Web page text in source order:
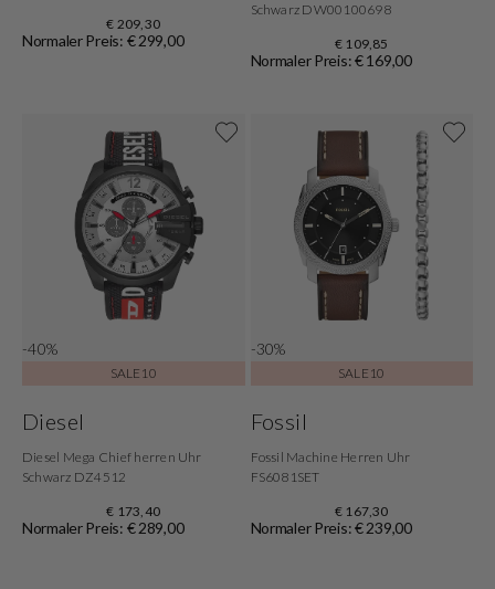
€ 209,30
Normaler Preis: € 299,00
Schwarz DW00100698
€ 109,85
Normaler Preis: € 169,00
-40%
SALE10
Diesel
Diesel Mega Chief herren Uhr
Schwarz DZ4512
€ 173,40
Normaler Preis: € 289,00
-30%
SALE10
Fossil
Fossil Machine Herren Uhr
FS6081SET
€ 167,30
Normaler Preis: € 239,00